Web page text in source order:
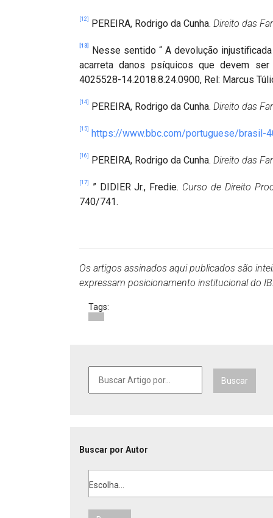
[12] PEREIRA, Rodrigo da Cunha. Direito das
[13]
Nesse sentido “ A devolução
acarreta danos psíquicos que devem ser
4025528-14.2018.8.24.0900, Rel: Marcus
[14] PEREIRA, Rodrigo da Cunha. Direito das
[15] https://www.bbc.com/portuguese/brasil-
[16] PEREIRA, Rodrigo da Cunha. Direito das
[17] ” DIDIER Jr., Fredie. Curso de Direito
740/741.
Os artigos assinados aqui publicados são
expressam posicionamento institucional do
Tags:
Buscar
Buscar por Autor
Escolha...